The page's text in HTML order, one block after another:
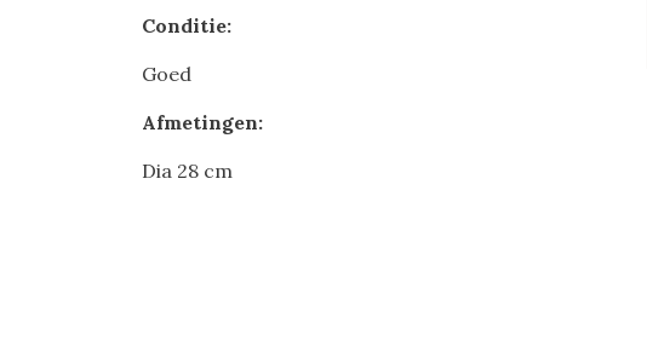
Conditie:
Goed
Afmetingen:
Dia 28 cm